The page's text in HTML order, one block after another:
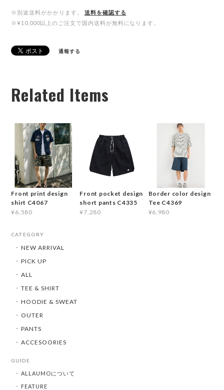
※別途送料がかかります。
送料を確認する
※¥10,000以上のご注文で国内送料が無料になります。
通報する
Related Items
Front print design
shirt C4067
¥6,580
Front pocket design
short pants C4335
¥7,280
Border color design
Tee C4369
¥6,980
CATEGORY
NEW ARRIVAL
PICK UP
ALL
TEE & SHIRT
HOODIE & SWEAT
OUTER
PANTS
ACCESOORIES
GUIDE
ALLAUMOについて
FEATURE